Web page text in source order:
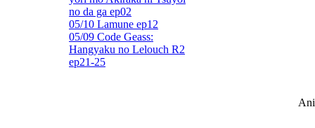
no da ga ep02
05/10 Lamune ep12
05/09 Code Geass:
Hangyaku no Lelouch R2
ep21-25